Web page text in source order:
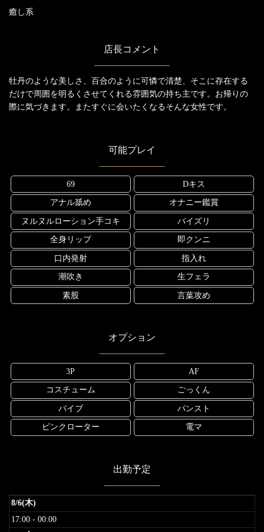
癒し系
店長コメント
牡丹のような美しさ、百合のように可憐で清楚、そこに存在する
だけで周囲を明るくさせてくれる雰囲気の持ち主です。お帰りの
際に気づきます。またすぐに会いたくなるそんな女性です。
可能プレイ
69 Dキス
アナル舐め オナニー鑑賞
ヌルヌルローション手コキ パイズリ
全身リップ 即クンニ
口内発射 指入れ
潮吹き 生フェラ
素股 言葉攻め
オプション
3P AF
コスチューム ごっくん
バイブ パンスト
ピンクローター 電マ
出勤予定
8/6(木)
17:00 - 00:00